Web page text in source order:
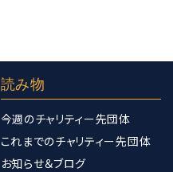
読み物
今週のチャリティー先団体
これまでのチャリティー先団体
お知らせ＆ブログ